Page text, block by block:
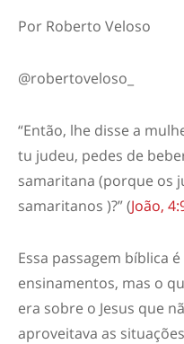
Por Roberto Veloso
@robertoveloso_
“Então, lhe disse a
tu judeu, pedes de
samaritana (porque os
samaritanos )?” (João,
Essa passagem bíblica
ensinamentos, mas o
era sobre o Jesus que
aproveitava as